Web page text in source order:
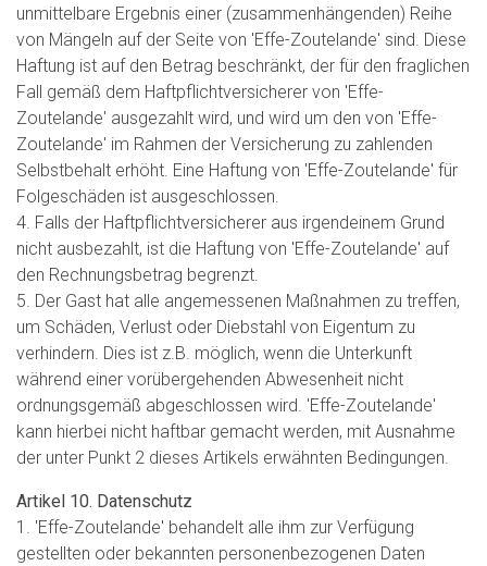
unmittelbare Ergebnis einer (zusammenhängenden) Reihe
von Mängeln auf der Seite von 'Effe-Zoutelande' sind. Diese
Haftung ist auf den Betrag beschränkt, der für den fraglichen
Fall gemäß dem Haftpflichtversicherer von 'Effe-
Zoutelande' ausgezahlt wird, und wird um den von 'Effe-
Zoutelande' im Rahmen der Versicherung zu zahlenden
Selbstbehalt erhöht. Eine Haftung von 'Effe-Zoutelande' für
Folgeschäden ist ausgeschlossen.
4. Falls der Haftpflichtversicherer aus irgendeinem Grund
nicht ausbezahlt, ist die Haftung von 'Effe-Zoutelande' auf
den Rechnungsbetrag begrenzt.
5. Der Gast hat alle angemessenen Maßnahmen zu treffen,
um Schäden, Verlust oder Diebstahl von Eigentum zu
verhindern. Dies ist z.B. möglich, wenn die Unterkunft
während einer vorübergehenden Abwesenheit nicht
ordnungsgemäß abgeschlossen wird. 'Effe-Zoutelande'
kann hierbei nicht haftbar gemacht werden, mit Ausnahme
der unter Punkt 2 dieses Artikels erwähnten Bedingungen.
Artikel 10. Datenschutz
1. 'Effe-Zoutelande' behandelt alle ihm zur Verfügung
gestellten oder bekannten personenbezogenen Daten